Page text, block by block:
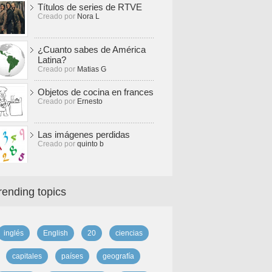
Títulos de series de RTVE
Creado por Nora L
¿Cuanto sabes de América
Latina?
Creado por Matias G
Objetos de cocina en frances
Creado por Ernesto
Las imágenes perdidas
Creado por quinto b
topics
inglés English 20 ciencias
capitales países geografía